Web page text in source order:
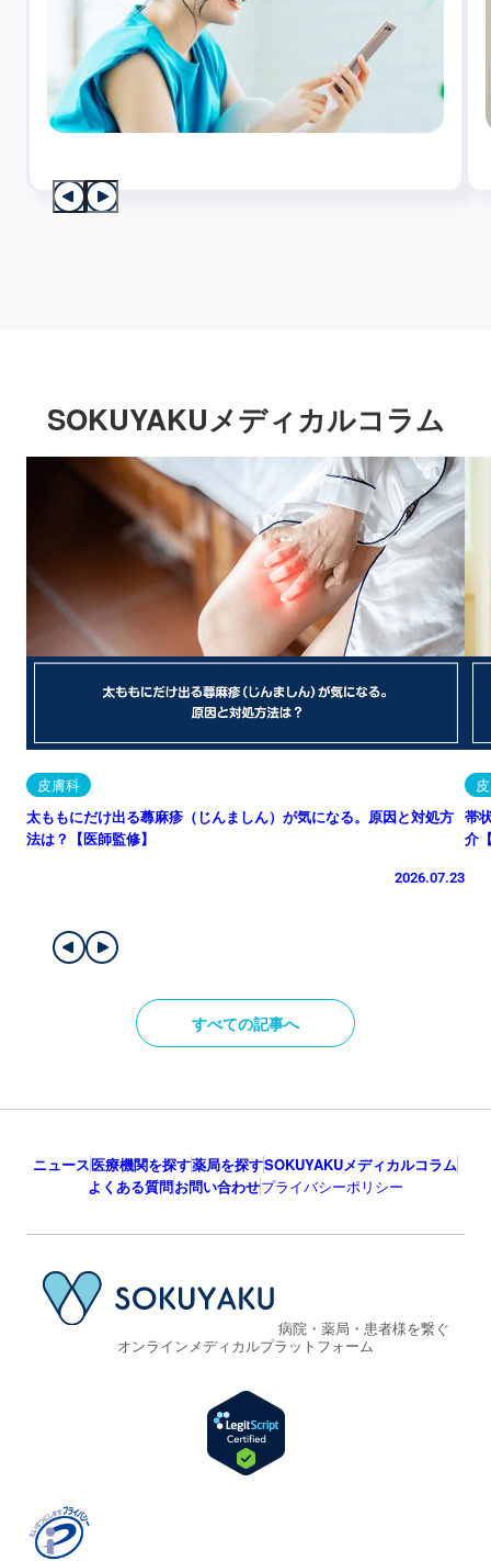
SOKUYAKUメディカルコラム
皮膚科
太ももにだけ出る蕁麻疹（じんましん）が気になる。原因と対処方
法は？【医師監修】
2026.07.23
帯
介
すべての記事へ
ニュース医療機関を探す薬局を探すSOKUYAKUメディカルコラム
よくある質問お問い合わせプライバシーポリシー
病院・薬局・患者様を繋ぐ
オンラインメディカルプラットフォーム